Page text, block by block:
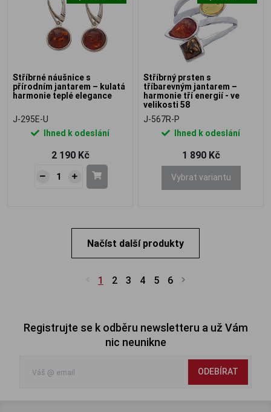
Stříbrné náušnice s
přírodním jantarem – kulatá
harmonie teplé elegance
J-295E-U
Ihned k odeslání
2 190 Kč
Stříbrný prsten s
tříbarevným jantarem –
harmonie tří energií - ve
velikosti 58
J-567R-P
Ihned k odeslání
1 890 Kč
Vybrat variantu
Načíst další produkty
1 2 3 4 5 6
Registrujte se k odběru newsletteru a už Vám
nic neunikne
ODEBÍRAT